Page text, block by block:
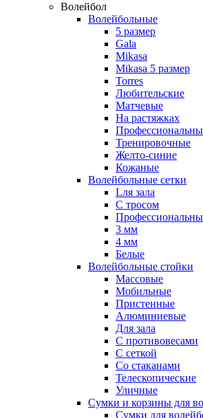
Волейбол
Волейбольные
5 размер
Gala
Mikasa
Mikasa 5 размер
Torres
Любительские
Матчевые
На растяжках
Тренировочные
Желто-синие
Кожаные
Волейбольные сетки
Lля зала
C тросом
3 мм
4 мм
Белые
Волейбольные стойки
Массовые
Мобильные
Пристенные
Алюминиевые
Для зала
С противовесами
С сеткой
Со стаканами
Телескопические
Уличные
Сумки и корзины для
Сумки для